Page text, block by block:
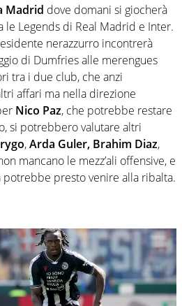
Madrid dove domani si giocherà
le Legends di Real Madrid e Inter.
nerazzurro incontrerà
di Dumfries alle merengues
tra i due club, che anzi
affari ma nella direzione
Nico Paz, che potrebbe restare
si potrebbero valutare altri
,Arda Guler, Brahim Diaz,
mancano le mezz’ali offensive, e
presto venire alla ribalta.